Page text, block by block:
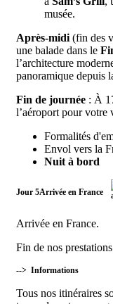
musée.
Après-midi (fin des
une balade dans le
l’architecture
panoramique depuis
Fin de journée : À
l’aéroport pour votre
Formalités
Envol vers la
Nuit à bord
Jour 5Arrivée en France
Arrivée en France.
Fin de nos
--> Informations
Tous nos itinéraires